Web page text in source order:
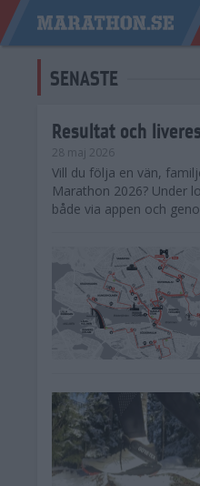
SENASTE
Resultat och
28 maj 2026
​Vill du följa en vän,
Marathon 2026? Under
både via appen och